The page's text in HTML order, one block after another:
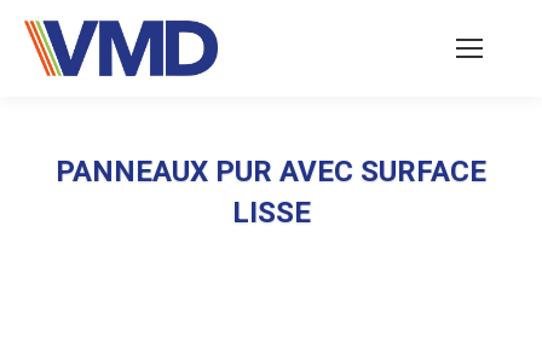
PANNEAUX PUR AVEC SURFACE
LISSE